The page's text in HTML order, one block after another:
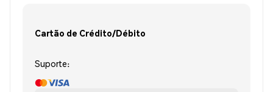
Cartão de Crédito/Débito
Suporte: